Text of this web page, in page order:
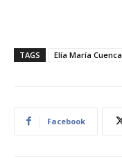
TAGS Elía María Cuenca
Facebook